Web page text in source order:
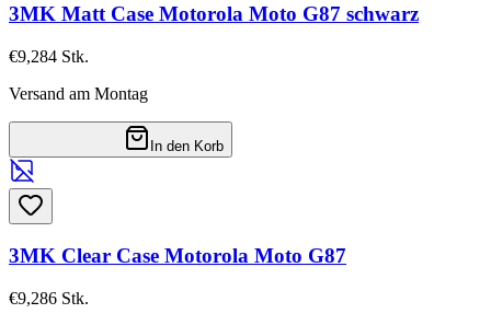
3MK Matt Case Motorola Moto G87 schwarz
€9,284 Stk.
Versand am Montag
In den Korb
3MK Clear Case Motorola Moto G87
€9,286 Stk.